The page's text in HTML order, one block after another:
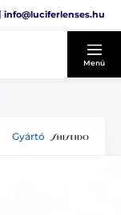
info@luciferlenses.hu
Menü
Gyártó